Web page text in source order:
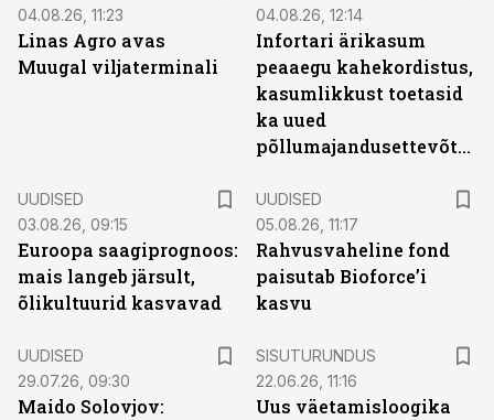
04.08.26, 11:23
Linas Agro avas
Muugal viljaterminali
04.08.26, 12:14
Infortari ärikasum
peaaegu kahekordistus,
kasumlikkust toetasid
ka uued
põllumajandusettevõtted
UUDISED
03.08.26, 09:15
Euroopa saagiprognoos:
mais langeb järsult,
õlikultuurid kasvavad
UUDISED
05.08.26, 11:17
Rahvusvaheline fond
paisutab Bioforce’i
kasvu
UUDISED
29.07.26, 09:30
Maido Solovjov:
SISUTURUNDUS
22.06.26, 11:16
Uus väetamisloogika